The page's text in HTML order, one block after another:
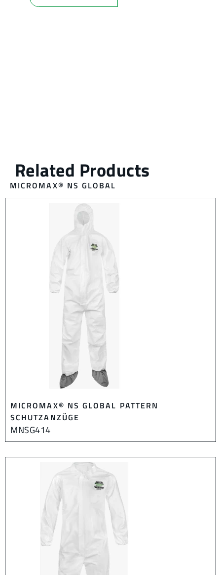
MICROMAX® NS GLOBAL
MICROMAX® NS GLOBAL PATTERN
SCHUTZANZÜGE
MNSG414